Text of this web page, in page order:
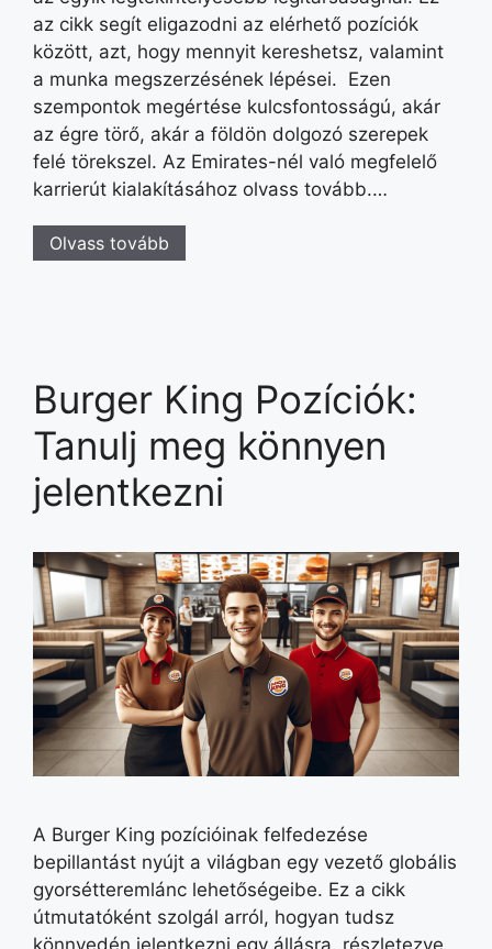
az cikk segít eligazodni az elérhető pozíciók
között, azt, hogy mennyit kereshetsz, valamint
a munka megszerzésének lépései. Ezen
szempontok megértése kulcsfontosságú, akár
az égre törő, akár a földön dolgozó szerepek
felé törekszel. Az Emirates-nél való megfelelő
karrierút kialakításához olvass tovább.…
Olvass tovább
Burger King Pozíciók:
Tanulj meg könnyen
jelentkezni
A Burger King pozícióinak felfedezése
bepillantást nyújt a világban egy vezető globális
gyorsétteremlánc lehetőségeibe. Ez a cikk
útmutatóként szolgál arról, hogyan tudsz
könnyedén jelentkezni egy állásra, részletezve